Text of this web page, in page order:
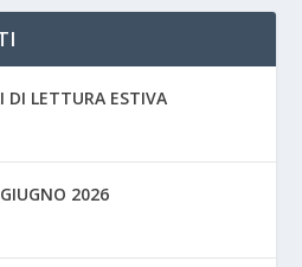
DI LETTURA ESTIVA
2026